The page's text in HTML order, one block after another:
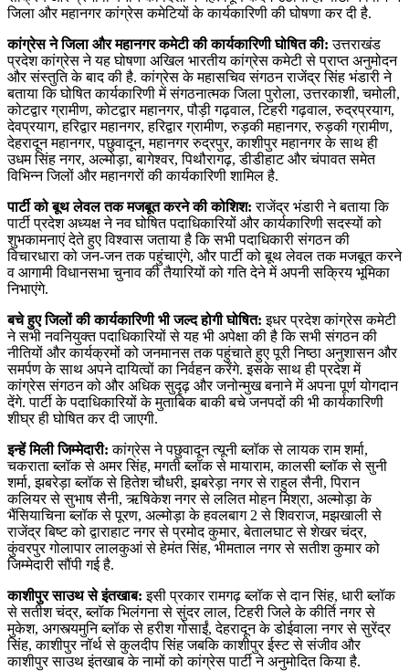
जिला और महानगर कांग्रेस कमेटियों के कार्यकारिणी की घोषणा कर दी है.
कांग्रेस ने जिला और महानगर कमेटी की कार्यकारिणी घोषित की: उत्तराखंड
प्रदेश कांग्रेस ने यह घोषणा अखिल भारतीय कांग्रेस कमेटी से प्राप्त अनुमोदन
और संस्तुति के बाद की है. कांग्रेस के महासचिव संगठन राजेंद्र सिंह भंडारी ने
बताया कि घोषित कार्यकारिणी में संगठनात्मक जिला पुरोला, उत्तरकाशी, चमोली,
कोटद्वार ग्रामीण, कोटद्वार महानगर, पौड़ी गढ़वाल, टिहरी गढ़वाल, रुद्रप्रयाग,
देवप्रयाग, हरिद्वार महानगर, हरिद्वार ग्रामीण, रुड़की महानगर, रुड़की ग्रामीण,
देहरादून महानगर, पछुवादून, महानगर रुद्रपुर, काशीपुर महानगर के साथ ही
उधम सिंह नगर, अल्मोड़ा, बागेश्वर, पिथौरागढ़, डीडीहाट और चंपावत समेत
विभिन्न जिलों और महानगरों की कार्यकारिणी शामिल है.
पार्टी को बूथ लेवल तक मजबूत करने की कोशिश: राजेंद्र भंडारी ने बताया कि
पार्टी प्रदेश अध्यक्ष ने नव घोषित पदाधिकारियों और कार्यकारिणी सदस्यों को
शुभकामनाएं देते हुए विश्वास जताया है कि सभी पदाधिकारी संगठन की
विचारधारा को जन-जन तक पहुंचाएंगे, और पार्टी को बूथ लेवल तक मजबूत करने
व आगामी विधानसभा चुनाव की तैयारियों को गति देने में अपनी सक्रिय भूमिका
निभाएंगे.
बचे हुए जिलों की कार्यकारिणी भी जल्द होगी घोषित: इधर प्रदेश कांग्रेस कमेटी
ने सभी नवनियुक्त पदाधिकारियों से यह भी अपेक्षा की है कि सभी संगठन की
नीतियों और कार्यक्रमों को जनमानस तक पहुंचाते हुए पूरी निष्ठा अनुशासन और
समर्पण के साथ अपने दायित्वों का निर्वहन करेंगे. इसके साथ ही प्रदेश में
कांग्रेस संगठन को और अधिक सुदृढ़ और जनोन्मुख बनाने में अपना पूर्ण योगदान
देंगे. पार्टी के पदाधिकारियों के मुताबिक बाकी बचे जनपदों की भी कार्यकारिणी
शीघ्र ही घोषित कर दी जाएगी.
इन्हें मिली जिम्मेदारी: कांग्रेस ने पछुवादून त्यूनी ब्लॉक से लायक राम शर्मा,
चकराता ब्लॉक से अमर सिंह, मगती ब्लॉक से मायाराम, कालसी ब्लॉक से सुनी
शर्मा, झबरेड़ा ब्लॉक से हितेश चौधरी, झबरेड़ा नगर से राहुल सैनी, पिरान
कलियर से सुभाष सैनी, ऋषिकेश नगर से ललित मोहन मिश्रा, अल्मोड़ा के
भैंसियाचिना ब्लॉक से पूरण, अल्मोड़ा के हवलबाग 2 से शिवराज, मझखाली से
राजेंद्र बिष्ट को द्वाराहाट नगर से प्रमोद कुमार, बेतालघाट से शेखर चंद्र,
कुंवरपुर गोलापार लालकुआं से हेमंत सिंह, भीमताल नगर से सतीश कुमार को
जिम्मेदारी सौंपी गई है.
काशीपुर साउथ से इंतखाब: इसी प्रकार रामगढ़ ब्लॉक से दान सिंह, धारी ब्लॉक
से सतीश चंद्र, ब्लॉक भिलंगना से सुंदर लाल, टिहरी जिले के कीर्ति नगर से
मुकेश, अगस्त्यमुनि ब्लॉक से हरीश गोसाईं, देहरादून के डोईवाला नगर से सुरेंद्र
सिंह, काशीपुर नॉर्थ से कुलदीप सिंह जबकि काशीपुर ईस्ट से संजीव और
काशीपुर साउथ इंतखाब के नामों को कांग्रेस पार्टी ने अनुमोदित किया है.